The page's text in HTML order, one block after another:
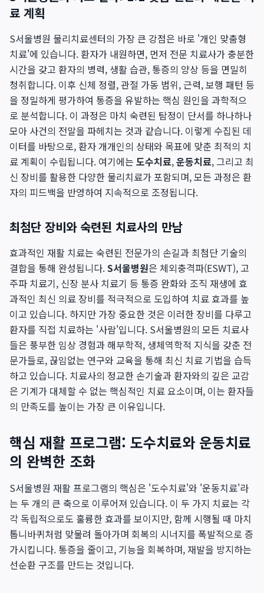
료 계획
S서울병원 물리치료센터의 가장 큰 강점은 바로 '개인 맞춤형
치료'에 있습니다. 환자가 내원하면, 먼저 전문 치료사가 충분한
시간을 갖고 환자의 병력, 생활 습관, 통증의 양상 등을 면밀히
청취합니다. 이후 신체 정렬, 관절 가동 범위, 근력, 보행 패턴 등
을 정밀하게 평가하여 통증을 유발하는 핵심 원인을 과학적으
로 분석합니다. 이 과정은 마치 숙련된 탐정이 단서를 하나하나
모아 사건의 전말을 파헤치는 것과 같습니다. 이렇게 수집된 데
이터를 바탕으로, 환자 개개인의 상태와 목표에 맞춘 최적의 치
료 계획이 수립됩니다. 여기에는 도수치료,운동치료, 그리고 최
신 장비를 활용한 다양한 물리치료가 포함되며, 모든 과정은 환
자의 피드백을 반영하여 지속적으로 조정됩니다.
최첨단 장비와 숙련된 치료사의 만남
효과적인 재활 치료는 숙련된 전문가의 손길과 최첨단 기술의
결합을 통해 완성됩니다.S서울병원은 체외충격파(ESWT), 고
주파 치료기, 신장 분사 치료기 등 통증 완화와 조직 재생에 효
과적인 최신 의료 장비를 적극적으로 도입하여 치료 효과를 높
이고 있습니다. 하지만 가장 중요한 것은 이러한 장비를 다루고
환자를 직접 치료하는 '사람'입니다. S서울병원의 모든 치료사
들은 풍부한 임상 경험과 해부학적, 생체역학적 지식을 갖춘 전
문가들로, 끊임없는 연구와 교육을 통해 최신 치료 기법을 습득
하고 있습니다. 치료사의 정교한 손기술과 환자와의 깊은 교감
은 기계가 대체할 수 없는 핵심적인 치료 요소이며, 이는 환자들
의 만족도를 높이는 가장 큰 이유입니다.
핵심 재활 프로그램: 도수치료와 운동치료
의 완벽한 조화
S서울병원 재활 프로그램의 핵심은 '도수치료'와 '운동치료'라
는 두 개의 큰 축으로 이루어져 있습니다. 이 두 가지 치료는 각
각 독립적으로도 훌륭한 효과를 보이지만, 함께 시행될 때 마치
톱니바퀴처럼 맞물려 돌아가며 회복의 시너지를 폭발적으로 증
가시킵니다. 통증을 줄이고, 기능을 회복하며, 재발을 방지하는
선순환 구조를 만드는 것입니다.